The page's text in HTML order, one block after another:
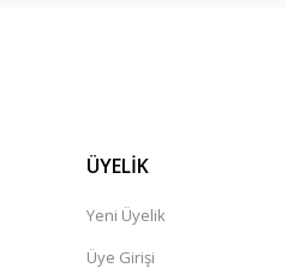
ÜYELİK
Yeni Üyelik
Üye Girişi